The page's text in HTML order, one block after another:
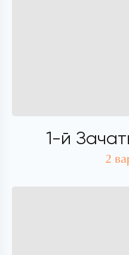
1-й
2